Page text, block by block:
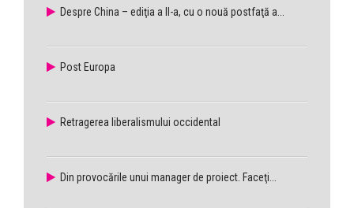
Despre China – ediţia a II-a, cu o nouă postfaţă a...
Post Europa
Retragerea liberalismului occidental
Din provocările unui manager de proiect. Faceţi...